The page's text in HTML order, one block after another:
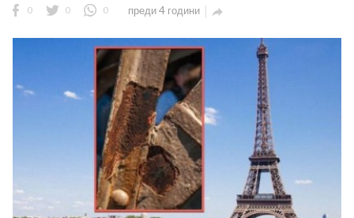
0 0 0 преди 4 години 